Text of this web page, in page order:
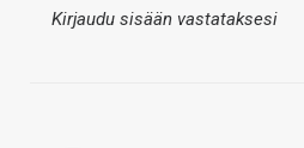
Kirjaudu sisään vastataksesi